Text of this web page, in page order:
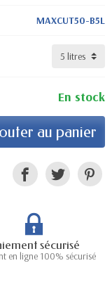
MAXCUT50-B5L
En stock
au panier
sécurisé
en ligne 100% sécurisé